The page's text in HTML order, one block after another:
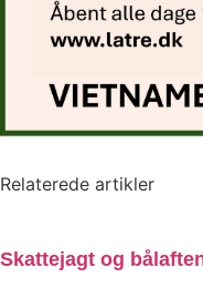
Relaterede artikler
Skattejagt og